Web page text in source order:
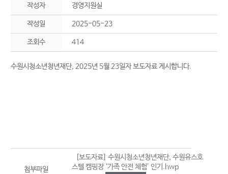
작성자 경영지원실
작성일 2025-05-23
조회수 414
수원시청소년청년재단, 2025년 5월 23일자 보도자료 게시합니다.
첨부파일
[보도자료] 수원시청소년청년재단, 수원유스호
스텔 캠핑장 ‘가족 안전 체험’ 인기.hwp